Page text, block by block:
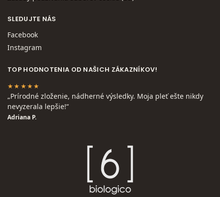
SLEDUJTE NÁS
Facebook
Instagram
TOP HODNOTENIA OD NAŠICH ZÁKAZNÍKOV!
★★★★★
„Prírodné zloženie, nádherné výsledky. Moja pleť ešte nikdy
nevyzerala lepšie!“
Adriana P.